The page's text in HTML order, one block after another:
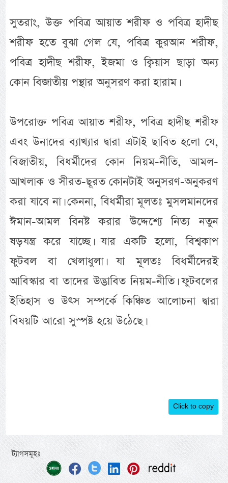
সুতরাং, উক্ত পবিত্র আয়াত শরীফ ও পবিত্র হাদীছ
শরীফ হতে বুঝা গেল যে, পবিত্র কুরআন শরীফ,
পবিত্র হাদীছ শরীফ, ইজমা ও ক্বিয়াস ছাড়া অন্য
কোন বিজাতীয় পন্থার অনুসরণ করা হারাম।
উপরোক্ত পবিত্র আয়াত শরীফ, পবিত্র হাদীছ শরীফ
এবং উনাদের ব্যাখ্যার দ্বারা এটাই ছাবিত হলো যে,
বিজাতীয়, বিধর্মীদের কোন নিয়ম-নীতি, আমল-
আখলাক ও সীরত-ছূরত কোনটাই অনুসরণ-অনুকরণ
করা যাবে না। কেননা, বিধর্মীরা মূলতঃ মুসলমানদের
ঈমান-আমল বিনষ্ট করার উদ্দেশ্যে নিত্য নতুন
ষড়যন্ত্র করে যাচ্ছে। যার একটি হলো, বিশ্বকাপ
ফুটবল বা খেলাধুলা। যা মূলতঃ বিধর্মীদেরই
আবিস্কার বা তাদের উদ্ভাবিত নিয়ম-নীতি। ফুটবলের
ইতিহাস ও উৎস সম্পর্কে কিঞ্চিত আলোচনা দ্বারা
বিষয়টি আরো সুস্পষ্ট হয়ে উঠেছে।
Click to copy
ট্যাগসমূহঃ